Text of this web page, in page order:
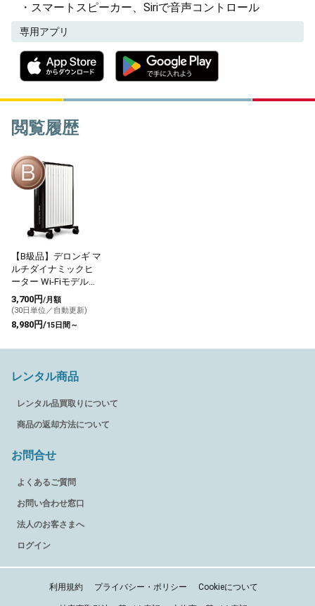
・スマートスピーカー、Siriで音声コントロール
専用アプリ
閲覧履歴
【B級品】デロンギ マ
ルチダイナミックヒ
ーター Wi-Fiモデル
MDHAA15WIFI-BK
3,700円/月額
(30日単位／自動更新)
8,980円/15日間～
レンタル商品
レンタル品買取りについて
商品の返却方法について
お問合せ
よくあるご質問
お問い合わせ窓口
法人のお客さまへ
ログイン
利用規約 プライバシー・ポリシー Cookieについて